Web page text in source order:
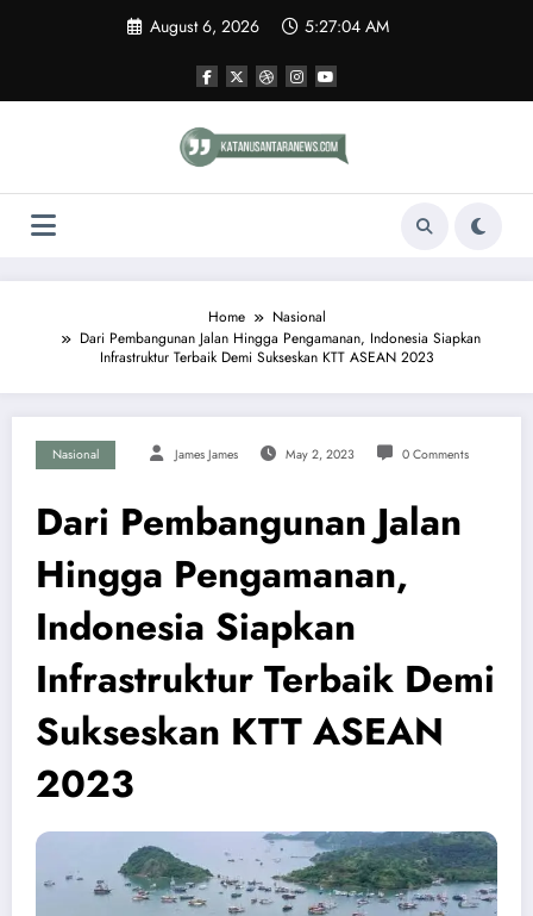
August 6, 2026 5:27:05 AM
Home
Nasional
Dari Pembangunan Jalan Hingga Pengamanan, Indonesia Siapkan
Infrastruktur Terbaik Demi Sukseskan KTT ASEAN 2023
Nasional James James May 2, 2023 0 Comments
Dari Pembangunan Jalan
Hingga Pengamanan,
Indonesia Siapkan
Infrastruktur Terbaik Demi
Sukseskan KTT ASEAN
2023